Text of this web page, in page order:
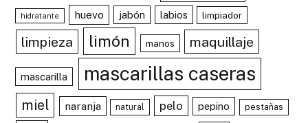
hidratante huevo jabón labios limpiador
limpieza limón manos maquillaje
mascarilla mascarillas caseras
miel naranja natural pelo pepino pestañas